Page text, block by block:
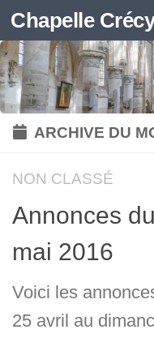
Skip to content
Chapelle Crécy
ARCHIVE DU
NON CLASSÉ
Annonces
mai 2016
Voici les
25 avril au